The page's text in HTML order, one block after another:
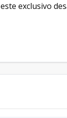
exclusivo